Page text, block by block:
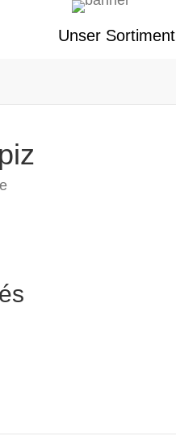
Unser Sortiment